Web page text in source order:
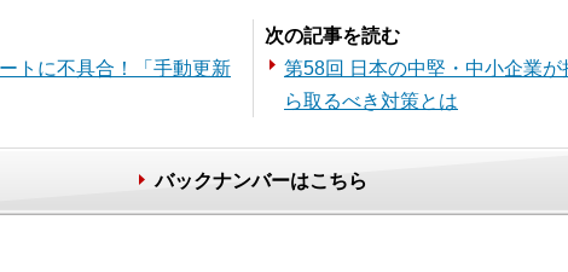
トに不具合！「手動更新
次の記事を読む
第58回 日本の中堅・中小企業
ら取るべき対策とは
バックナンバーはこちら